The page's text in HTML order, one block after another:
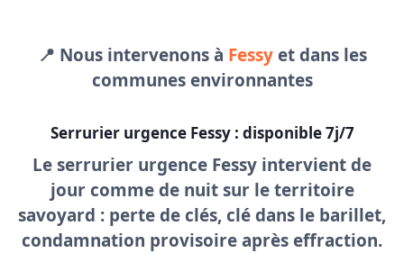
📍 Nous intervenons à Fessyet dans les
communes environnantes
Serrurier urgence Fessy : disponible 7j/7
Le serrurier urgence Fessy intervient de
jour comme de nuit sur le territoire
savoyard : perte de clés, clé dans le barillet,
condamnation provisoire après effraction.